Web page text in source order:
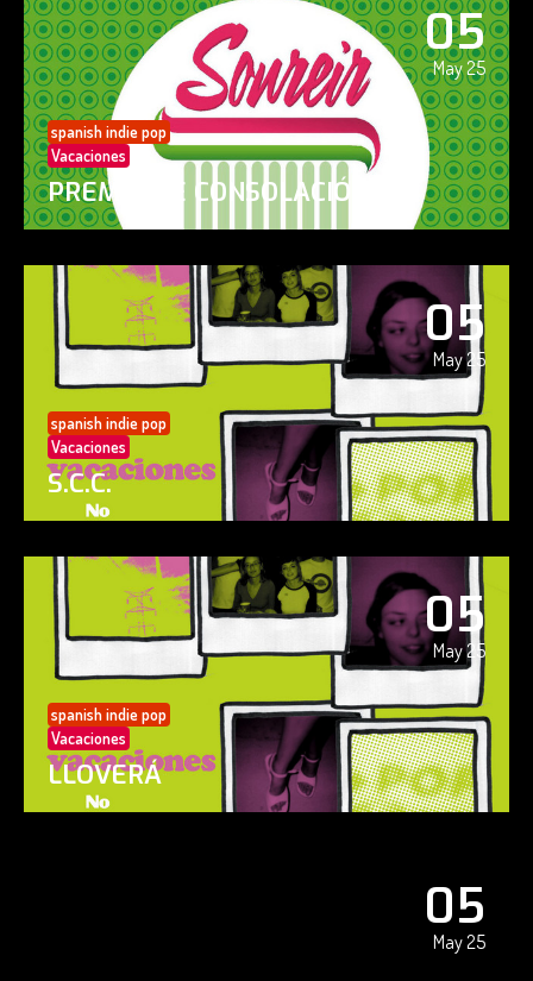
05
May 25
spanish indie pop
Vacaciones
PREMIO DE CONSOLACIÓN
05
May 25
spanish indie pop
Vacaciones
S.C.C.
05
May 25
spanish indie pop
Vacaciones
LLOVERÁ
05
May 25